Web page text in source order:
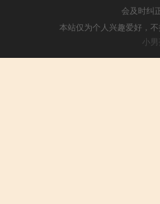
会及时纠
本站仅为个人兴趣爱好，
小男